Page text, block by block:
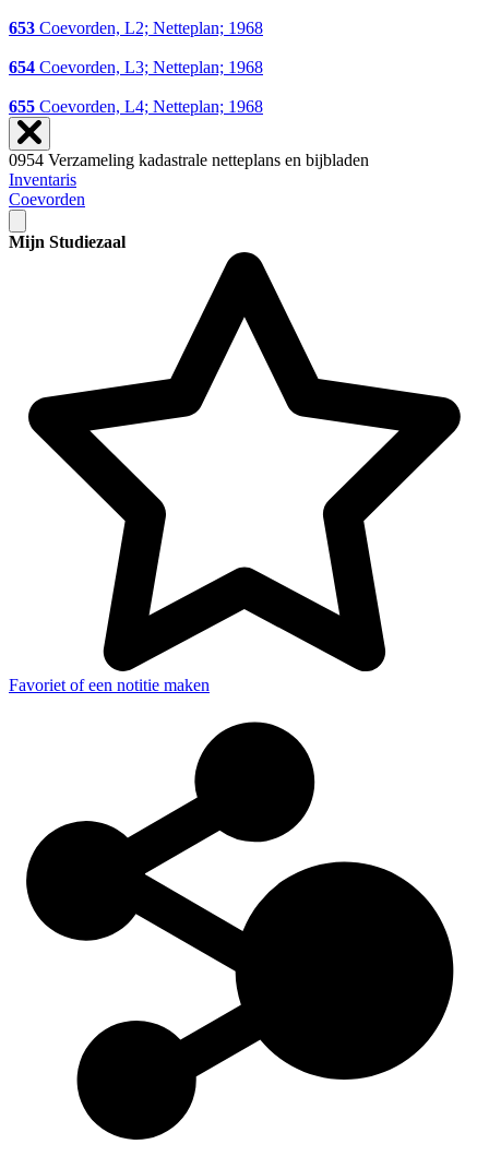
653 Coevorden, L2; Netteplan; 1968
654 Coevorden, L3; Netteplan; 1968
655 Coevorden, L4; Netteplan; 1968
0954 Verzameling kadastrale netteplans en bijbladen
Inventaris
Coevorden
Mijn Studiezaal
Favoriet of een notitie maken